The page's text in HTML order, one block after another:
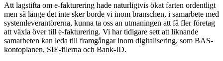
Att lagstifta om e-fakturering hade naturligtvis ökat farten ordentligt
men så länge det inte sker borde vi inom branschen, i samarbete med
systemleverantörerna, kunna ta oss an utmaningen att få fler företag
att växla över till e-fakturering. Vi har tidigare sett att liknande
samarbeten kan leda till framgångar inom digitalisering, som BAS-
kontoplanen, SIE-filerna och Bank-ID.